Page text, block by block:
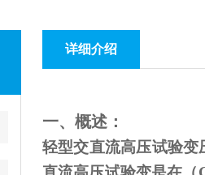
详细介绍
一、概述：
轻型交直流高压试验